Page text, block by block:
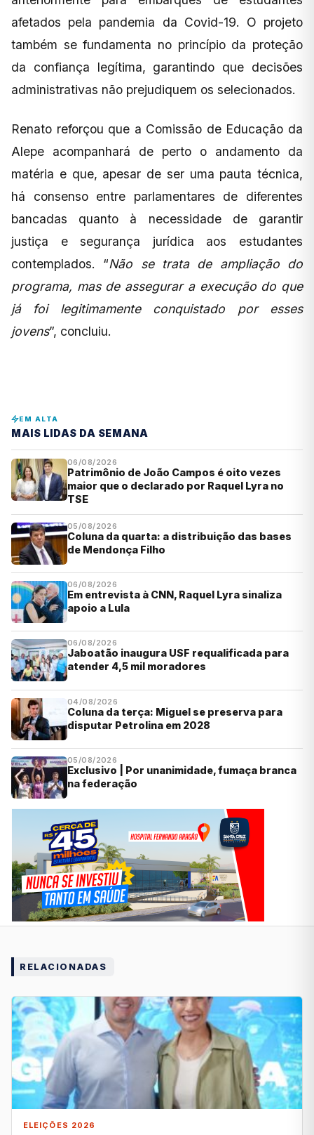
afetados pela pandemia da Covid-19. O projeto
também se fundamenta no princípio da proteção
da confiança legítima, garantindo que decisões
administrativas não prejudiquem os selecionados.
Renato reforçou que a Comissão de Educação da
Alepe acompanhará de perto o andamento da
matéria e que, apesar de ser uma pauta técnica,
há consenso entre parlamentares de diferentes
bancadas quanto à necessidade de garantir
justiça e segurança jurídica aos estudantes
contemplados. “Não se trata de ampliação do
programa, mas de assegurar a execução do que
já foi legitimamente conquistado por esses
jovens”, concluiu.
EM ALTA
MAIS LIDAS DA SEMANA
06/08/2026
Patrimônio de João Campos é oito vezes
maior que o declarado por Raquel Lyra no
TSE
05/08/2026
Coluna da quarta: a distribuição das bases
de Mendonça Filho
06/08/2026
Em entrevista à CNN, Raquel Lyra sinaliza
apoio a Lula
06/08/2026
Jaboatão inaugura USF requalificada para
atender 4,5 mil moradores
04/08/2026
Coluna da terça: Miguel se preserva para
disputar Petrolina em 2028
05/08/2026
Exclusivo | Por unanimidade, fumaça branca
na federação
RELACIONADAS
ELEIÇÕES 2026